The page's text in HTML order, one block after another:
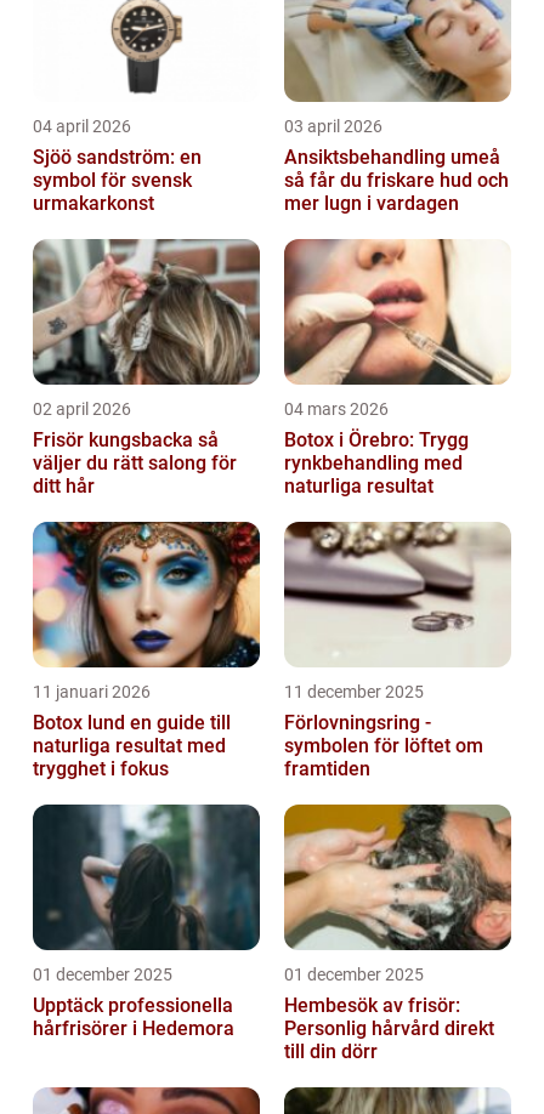
04 april 2026
Sjöö sandström: en
symbol för svensk
urmakarkonst
03 april 2026
Ansiktsbehandling umeå
så får du friskare hud och
mer lugn i vardagen
02 april 2026
Frisör kungsbacka så
väljer du rätt salong för
ditt hår
04 mars 2026
Botox i Örebro: Trygg
rynkbehandling med
naturliga resultat
11 januari 2026
Botox lund en guide till
naturliga resultat med
trygghet i fokus
11 december 2025
Förlovningsring -
symbolen för löftet om
framtiden
01 december 2025
Upptäck professionella
hårfrisörer i Hedemora
01 december 2025
Hembesök av frisör:
Personlig hårvård direkt
till din dörr